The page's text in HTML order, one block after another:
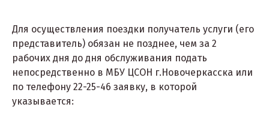
Для осуществления поездки получатель услуги (его
представитель) обязан не позднее, чем за 2
рабочих дня до дня обслуживания подать
непосредственно в МБУ ЦСОН г.Новочеркасска или
по телефону 22-25-46 заявку, в которой
указывается: